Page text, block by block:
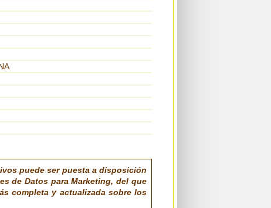
puede ser puesta a disposición
de Datos para Marketing, del que
completa y actualizada sobre los